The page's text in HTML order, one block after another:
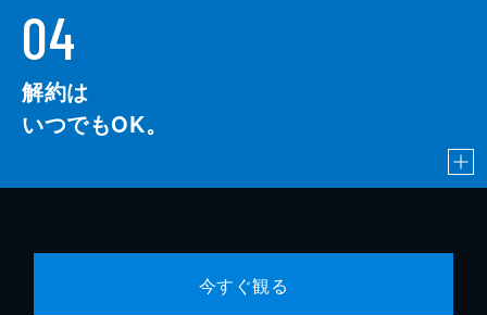
04
解約は
いつでもOK。
今すぐ観る